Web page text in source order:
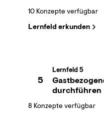
10 Konzepte verfügbar
Lernfeld erkunden
5
Lernfeld 5
durchführen
8 Konzepte verfügbar